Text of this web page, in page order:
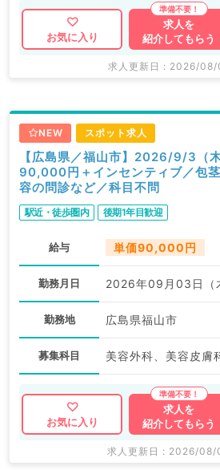
お気に入り
求人を
紹介してもらう
求人更新日 : 2026/08/
NEW スポット求人
【広島県／福山市】2026/9/3（
90,000円＋インセンティブ／包
容の問診など／科目不問
駅近・徒歩圏内 後期1年目歓迎
給与 単価90,000円
勤務月日 2026年09月03日（
勤務地 広島県福山市
募集科目 美容外科、美容皮膚
お気に入り
求人を
紹介してもらう
求人更新日 : 2026/08/